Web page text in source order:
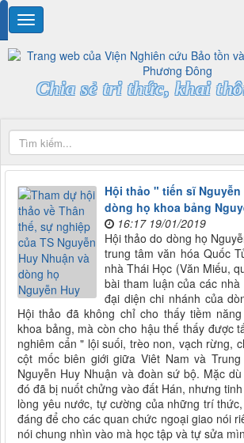
Chia sẻ tri thức, khai
Hội thảo " tiến sĩ Nguyễn
dòng họ khoa bảng
16:17 19/01/2019
Hội thảo do dòng họ
trung tâm văn hóa Quốc
nhà Thái Học (Văn Miếu,
bài tham luận của các
đại diện chi nhánh của
Hội thảo đã không chỉ cho thấy tiềm
khoa bảng, mà còn cho hậu thế thấy được
nghiêm cẩn " lội suối, trèo non, vạch rừng,
cột mốc biên giới giữa Viêt Nam và
Nguyễn Huy Nhuận và đoàn sứ bộ. Mặc
đó đã bị nuốt chửng vào đất Hán, nhưng
lòng yêu nước, tự cường của những trí
đáng để cho các quan chức ngoại giao nói
nói chung nhìn vào mà học tập và tự sửa